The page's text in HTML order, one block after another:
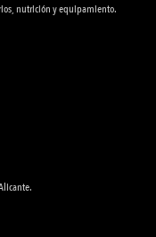
nutrición y equipamiento.